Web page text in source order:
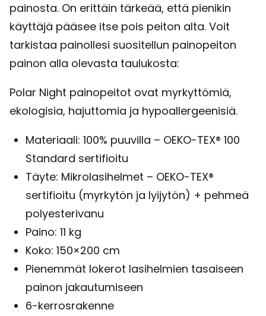
painosta. On erittäin tärkeää, että pienikin
käyttäjä pääsee itse pois peiton alta. Voit
tarkistaa painollesi suositellun painopeiton
painon alla olevasta taulukosta:
Polar Night painopeitot ovat myrkyttömiä,
ekologisia, hajuttomia ja hypoallergeenisiä.
Materiaali: 100% puuvilla – OEKO-TEX® 100
Standard sertifioitu
Täyte: Mikrolasihelmet – OEKO-TEX®
sertifioitu (myrkytön ja lyijytön) + pehmeä
polyesterivanu
Paino: 11 kg
Koko: 150×200 cm
Pienemmät lokerot lasihelmien tasaiseen
painon jakautumiseen
6-kerrosrakenne